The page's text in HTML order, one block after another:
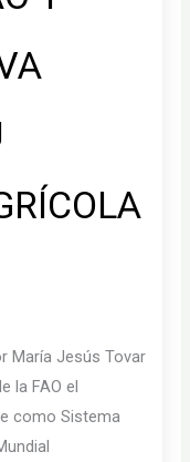
María Jesús Tovar
la FAO el
como Sistema